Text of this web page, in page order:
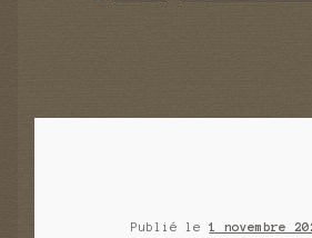
Publié le1 novembre